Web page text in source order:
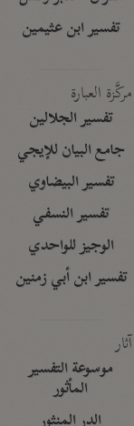
تفسير ابن عثيمين
مركَّزة العبارة
تفسير الجلالين
جامع البيان للإيجي
تفسير البيضاوي
تفسير النسفي
الوجيز للواحدي
تفسير ابن أبي زمنين
آثار
موسوعة التفسير
المأثور